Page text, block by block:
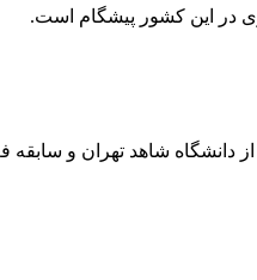
در این کشور پیشگام است.
شاهد تهران و سابقه